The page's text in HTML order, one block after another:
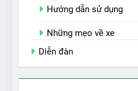
Hướng dẫn sử dụng
Những mẹo về xe
Diễn đàn